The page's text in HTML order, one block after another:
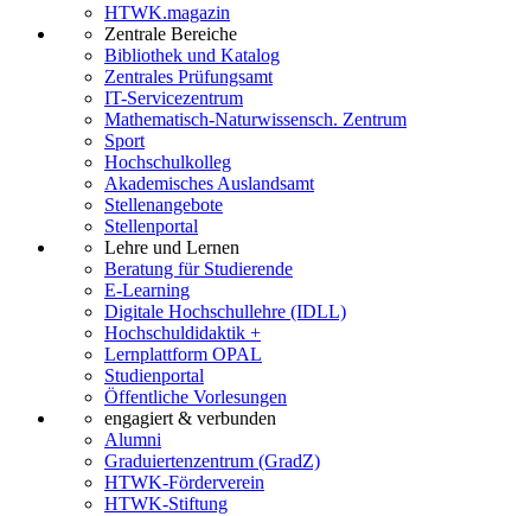
HTWK.magazin
Zentrale Bereiche
Bibliothek und Katalog
Zentrales Prüfungsamt
IT-Servicezentrum
Mathematisch-Naturwissensch. Zentrum
Sport
Hochschulkolleg
Akademisches Auslandsamt
Stellenangebote
Stellenportal
Lehre und Lernen
Beratung für Studierende
E-Learning
Digitale Hochschullehre (IDLL)
Hochschuldidaktik +
Lernplattform OPAL
Studienportal
Öffentliche Vorlesungen
engagiert & verbunden
Alumni
Graduiertenzentrum (GradZ)
HTWK-Förderverein
HTWK-Stiftung